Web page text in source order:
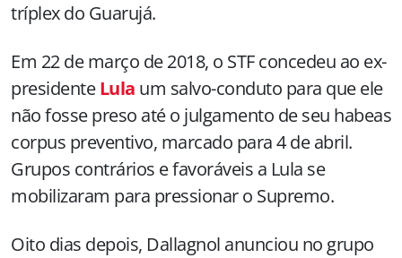
tríplex do Guarujá.
Em 22 de março de 2018, o STF concedeu ao ex-
presidenteLula um salvo-conduto para que ele
não fosse preso até o julgamento de seu habeas
corpus preventivo, marcado para 4 de abril.
Grupos contrários e favoráveis a Lula se
mobilizaram para pressionar o Supremo.
Oito dias depois, Dallagnol anunciou no grupo